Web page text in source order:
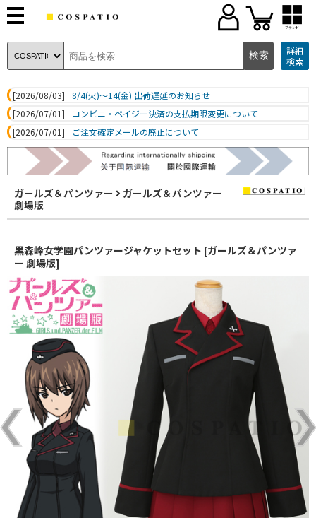
ブランド
詳細
検索
[2026/08/03]
8/4(火)～14(金) 出荷遅延のお知らせ
[2026/07/01]
コンビニ・ペイジー決済の支払期限変更について
[2026/07/01]
ご注文確定メールの廃止について
ガールズ＆パンツァー
ガールズ＆パンツァー
劇場版
黒森峰女学園パンツァージャケットセット [ガールズ＆パンツァ
ー 劇場版]